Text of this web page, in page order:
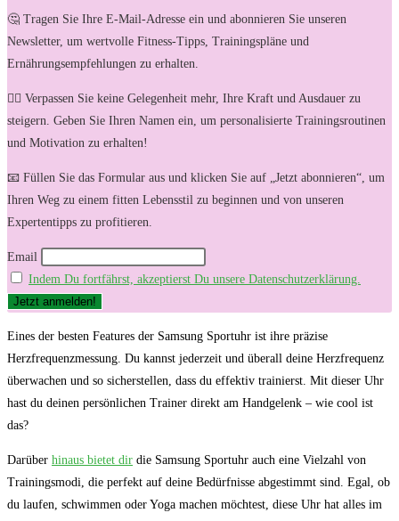
🤔 Tragen Sie Ihre E-Mail-Adresse ein und abonnieren Sie unseren
Newsletter, um wertvolle Fitness-Tipps, Trainingspläne und
Ernährungsempfehlungen zu erhalten.
🏋️‍♀️ Verpassen Sie keine Gelegenheit mehr, Ihre Kraft und Ausdauer zu
steigern. Geben Sie Ihren Namen ein, um personalisierte Trainingsroutinen
und Motivation zu erhalten!
📧 Füllen Sie das Formular aus und klicken Sie auf „Jetzt abonnieren“, um
Ihren Weg zu einem fitten Lebensstil zu beginnen und von unseren
Expertentipps zu profitieren.
Email
Indem Du fortfährst, akzeptierst Du unsere Datenschutzerklärung.
Eines der besten Features der Samsung Sportuhr ist ihre präzise
Herzfrequenzmessung. ⁣Du kannst jederzeit und überall deine Herzfrequenz
überwachen und so⁣ sicherstellen, ‌dass du effektiv trainierst. Mit dieser Uhr
hast du ⁤deinen persönlichen Trainer direkt am Handgelenk –⁣ wie ​cool ‍ist
das?
Darüber hinaus bietet dir die Samsung Sportuhr auch eine Vielzahl ​von
Trainingsmodi,​ die perfekt auf deine Bedürfnisse abgestimmt sind. Egal,​ ob
du laufen, schwimmen⁣ oder ⁢Yoga machen möchtest, diese Uhr hat alles im